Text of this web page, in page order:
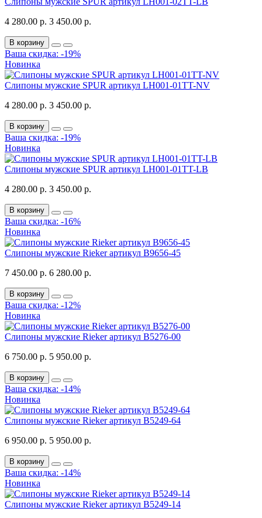
4 280.00 р. 3 450.00 р.
В корзину
Ваша скидка: -19%
Новинка
Слипоны мужские SPUR артикул LH001-01TT-NV
4 280.00 р. 3 450.00 р.
В корзину
Ваша скидка: -19%
Новинка
Слипоны мужские SPUR артикул LH001-01TT-LB
4 280.00 р. 3 450.00 р.
В корзину
Ваша скидка: -16%
Новинка
Слипоны мужские Rieker артикул B9656-45
7 450.00 р. 6 280.00 р.
В корзину
Ваша скидка: -12%
Новинка
Слипоны мужские Rieker артикул B5276-00
6 750.00 р. 5 950.00 р.
В корзину
Ваша скидка: -14%
Новинка
Слипоны мужские Rieker артикул B5249-64
6 950.00 р. 5 950.00 р.
В корзину
Ваша скидка: -14%
Новинка
Слипоны мужские Rieker артикул B5249-14